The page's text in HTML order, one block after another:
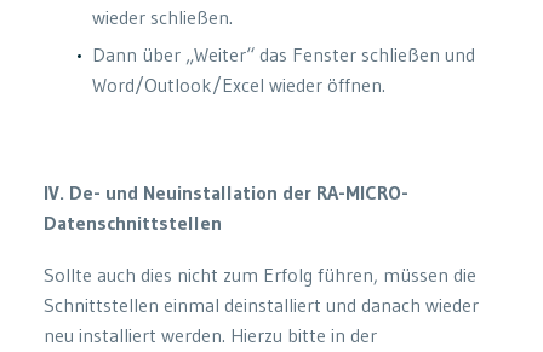
wieder schließen.
Dann über „Weiter“ das Fenster schließen und
Word/Outlook/Excel wieder öffnen.
IV. De- und Neuinstallation der RA-MICRO-
Datenschnittstellen
Sollte auch dies nicht zum Erfolg führen, müssen die
Schnittstellen einmal deinstalliert und danach wieder
neu installiert werden. Hierzu bitte in der